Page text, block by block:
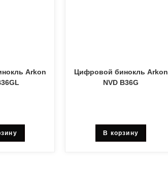
Arkon
Цифровой бинокль Arkon
NVD B36G
В корзину